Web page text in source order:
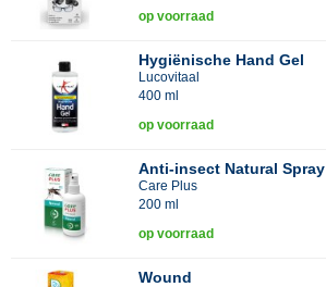
op voorraad
Hygiënische Hand Gel
Lucovitaal
400 ml
op voorraad
Anti-insect Natural Spray
Care Plus
200 ml
op voorraad
Wound